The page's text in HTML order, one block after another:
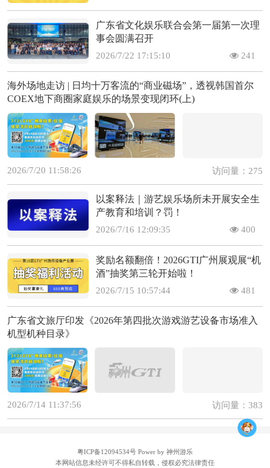
广东省文化娱乐联合会第一届第一次理
事会圆满召开
2026/7/22 17:15:10 241
海外场地走访 | 日均十万客流的“商业磁场”，透视韩国首尔
COEX地下商圈家庭娱乐的场景变现闭环(上)
2026/7/20 11:58:26 访问量：275
以案释法｜游艺娱乐场所未开展安全生
产教育和培训？罚！
2026/7/16 12:09:35 400
奖励名额翻倍！2026GTI广州展观展“机
酒”抽奖第三轮开始啦！
2026/7/15 10:57:44 481
广东省文旅厅印发《2026年第四批次游戏游艺设备市场准入
机型机种目录》
2026/7/14 11:37:56 访问量：383
粤ICP备12094534号 Power by 神州游乐
本网站信息未经许可不得私自转载，侵权必究法律责任